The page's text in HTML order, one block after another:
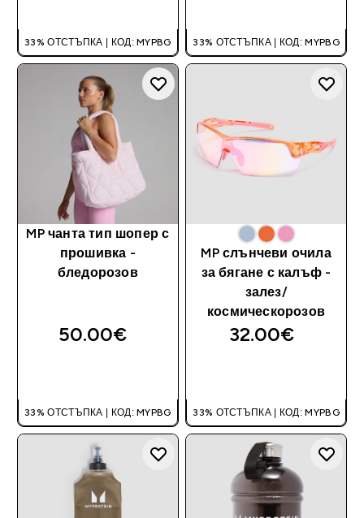
33% ОТСТЪПКА | КОД: MYPBG 33% ОТСТЪПКА | КОД: MYPBG
MP чанта тип шопер с
прошивка -
бледорозов
50.00€‎
33% ОТСТЪПКА | КОД: MYPBG
MP слънчеви очила
за бягане с калъф -
залез/
космическорозов
32.00€‎
33% ОТСТЪПКА | КОД: MYPBG